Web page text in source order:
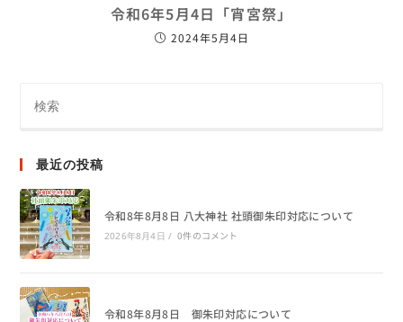
令和6年5月4日「宵宮祭」
2024年5月4日
最近の投稿
令和8年8月8日 八大神社 社頭御朱印対応について
2026年8月4日 / 0件のコメント
令和8年8月8日 御朱印対応について